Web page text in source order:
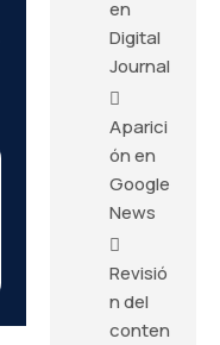
en
Digital
Journal
Aparici
ón en
Google
News
Revisió
n del
conten